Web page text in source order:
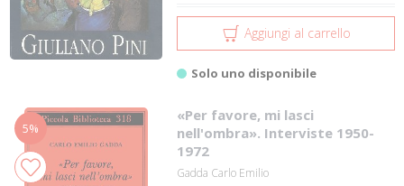
Aggiungi al carrello
Solo uno disponibile
5%
«Per favore, mi lasci
nell'ombra». Interviste 1950-
1972
Gadda Carlo Emilio